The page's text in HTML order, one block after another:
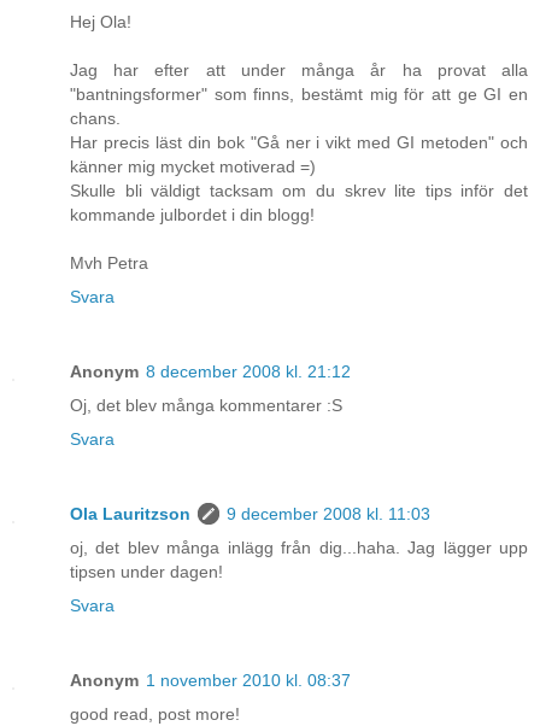
Hej Ola!
Jag har efter att under många år ha provat alla
"bantningsformer" som finns, bestämt mig för att ge GI en
chans.
Har precis läst din bok "Gå ner i vikt med GI metoden" och
känner mig mycket motiverad =)
Skulle bli väldigt tacksam om du skrev lite tips inför det
kommande julbordet i din blogg!
Mvh Petra
Svara
Anonym 8 december 2008 kl. 21:12
Oj, det blev många kommentarer :S
Svara
Ola Lauritzson
9 december 2008 kl. 11:03
oj, det blev många inlägg från dig...haha. Jag lägger upp
tipsen under dagen!
Svara
Anonym 1 november 2010 kl. 08:37
good read, post more!